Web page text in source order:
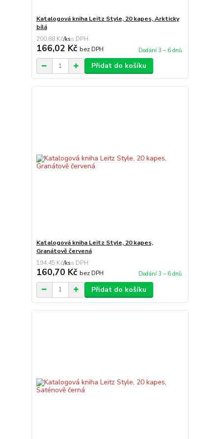
Katalogová kniha Leitz Style, 20 kapes, Arkticky
bílá
200,88 Kč/ks
166,02 Kč bez DPH Dodání 3 – 6 dnů
Přidat do košíku
Katalogová kniha Leitz Style, 20 kapes,
Granátově červená
194,45 Kč/ks
160,70 Kč bez DPH Dodání 3 – 6 dnů
Přidat do košíku